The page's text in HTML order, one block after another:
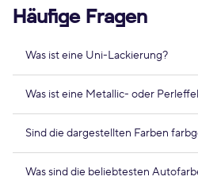
Häufige Fragen
Was ist eine Uni-Lackierung?
Was ist eine Metallic- oder
Sind die dargestellten Farben
Was sind die beliebtesten